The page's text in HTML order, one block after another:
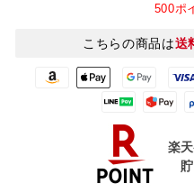
500ポ
こちらの商品は送